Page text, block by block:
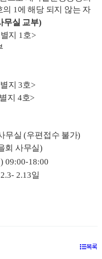
의 1에 해당 되지 않는 자
무실 교부)
별지 1호>
별지3호>
별지 4호>
무실(우편접수 불가)
회 사무실)
) 09:00-18:00
2.13일
목록